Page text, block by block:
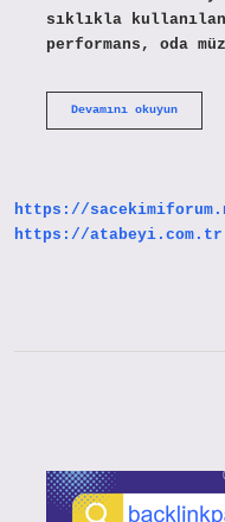
sıklıkla
performans, oda
Devamını okuyun
https://
https://atabeyi.com.tr